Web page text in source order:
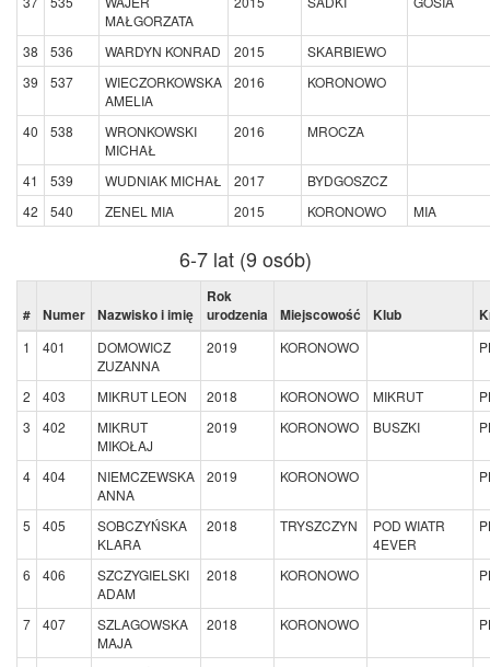
MAŁGORZATA
38 536 WARDYN KONRAD 2015
SKARBIEWO
39
537
WIECZORKOWSKA
AMELIA
2016 KORONOWO
40 538
WRONKOWSKI
MICHAŁ
2016 MROCZA
41 539 WUDNIAK MICHAŁ 2017
BYDGOSZCZ
42
540 ZENEL MIA 2015 KORONOWO MIA
6-7 lat (9 osób)
# Numer Nazwisko i imię
Rok
urodzenia
Miejscowość Klub
1 401
DOMOWICZ
ZUZANNA
2019 KORONOWO
2 403 MIKRUT LEON 2018 KORONOWO MIKRUT
3
402
MIKRUT
MIKOŁAJ
2019 KORONOWO BUSZKI
4 404
NIEMCZEWSKA
ANNA
2019 KORONOWO
5 405
SOBCZYŃSKA
KLARA
2018 TRYSZCZYN
POD WIATR
4EVER
6 406
SZCZYGIELSKI
ADAM
2018 KORONOWO
7 407
SZLAGOWSKA
MAJA
2018 KORONOWO